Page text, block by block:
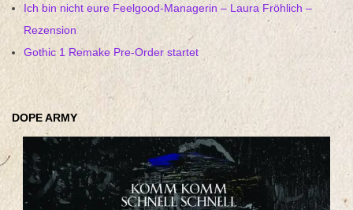
Ich bin nicht eure Feelgood-Managerin – Laura Fröhlich –
Rezension
Gothic 1 Remake Pre-Order startet
DOPE ARMY